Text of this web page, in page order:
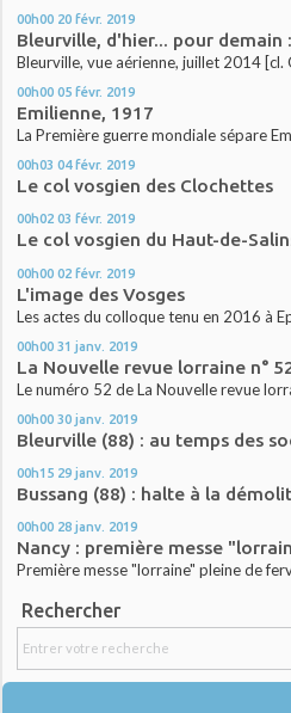
00h00 20 févr. 2019
Bleurville, d'hier... pour demain
Bleurville, vue aérienne, juillet 2014 [cl.
00h00 05 févr. 2019
Emilienne, 1917
La Première guerre mondiale sépare
00h03 04 févr. 2019
Le col vosgien des Clochettes
00h02 03 févr. 2019
Le col vosgien du Haut-de-
00h00 02 févr. 2019
L'image des Vosges
Les actes du colloque tenu en 2016 à
00h00 31 janv. 2019
La Nouvelle revue lorraine n°
Le numéro 52 de La Nouvelle revue
00h00 30 janv. 2019
Bleurville (88) : au temps des
00h15 29 janv. 2019
Bussang (88) : halte à la
00h00 28 janv. 2019
Nancy : première messe
Première messe "lorraine" pleine de
Rechercher